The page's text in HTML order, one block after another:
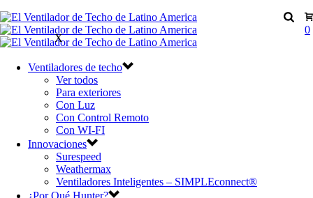
0
X
Ventiladores de techo
Ver todos
Para exteriores
Con Luz
Con Control Remoto
Con WI-FI
Innovaciones
Surespeed
Weathermax
Ventiladores Inteligentes – SIMPLEconnect®
¿Por Qué Hunter?